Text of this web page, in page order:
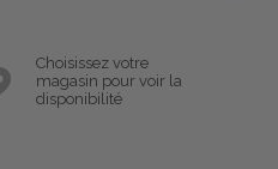
Choisissez votre
magasin pour voir la
disponibilité